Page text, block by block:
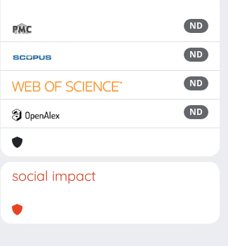
ND
ND
ND
ND
social impact